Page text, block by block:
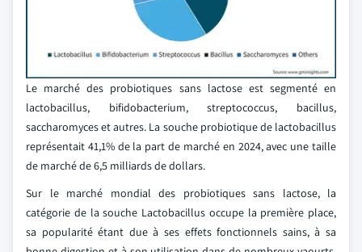
Le marché des probiotiques sans lactose est segmenté en
lactobacillus, bifidobacterium, streptococcus, bacillus,
saccharomyces et autres. La souche probiotique de lactobacillus
représentait 41,1% de la part de marché en 2024, avec une taille
de marché de 6,5 milliards de dollars.
Sur le marché mondial des probiotiques sans lactose, la
catégorie de la souche Lactobacillus occupe la première place,
sa popularité étant due à ses effets fonctionnels sains, à sa